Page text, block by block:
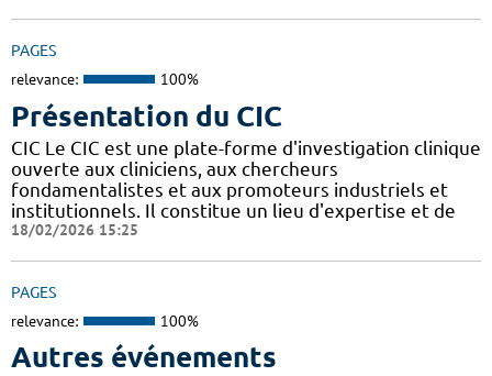
PAGES
relevance: 100%
Présentation du CIC
CIC Le CIC est une plate-forme d'investigation clinique
ouverte aux cliniciens, aux chercheurs
fondamentalistes et aux promoteurs industriels et
institutionnels. Il constitue un lieu d'expertise et de
18/02/2026 15:25
PAGES
relevance: 100%
Autres événements